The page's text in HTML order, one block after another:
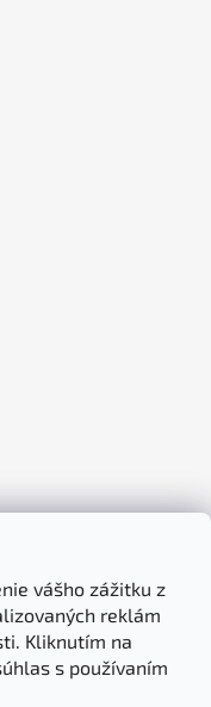
vášho zážitku z
reklám
Kliknutím na
s používaním